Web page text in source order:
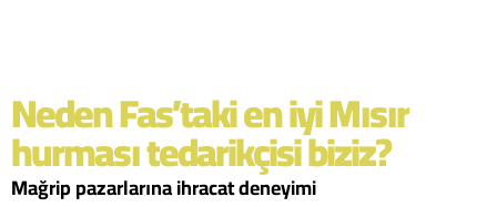
Neden Fas’taki en iyi Mısır
hurması tedarikçisi biziz?
Mağrip pazarlarına ihracat deneyimi